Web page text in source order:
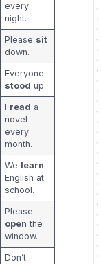
every
night.
Please sit
down.
Everyone
stood up.
I read a
novel
every
month.
We learn
English at
school.
Please
open the
window.
Don’t